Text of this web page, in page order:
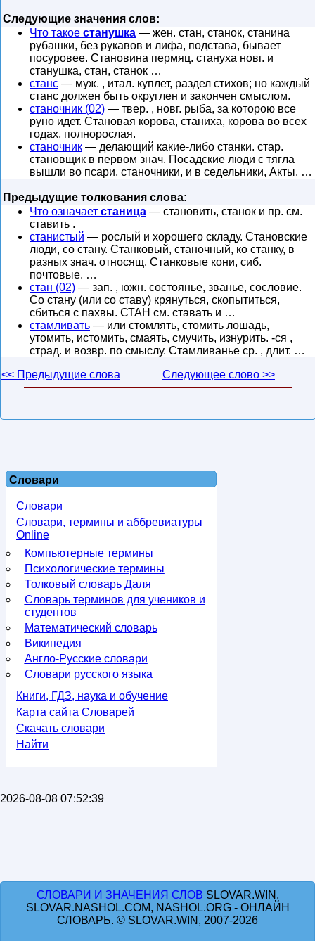
Следующие значения слов:
Что такое станушка — жен. стан, станок, станина
рубашки, без рукавов и лифа, подстава, бывает
посуровее. Становина пермяц. стануха новг. и
станушка, стан, станок …
станс — муж. , итал. куплет, раздел стихов; но каждый
станс должен быть округлен и закончен смыслом.
станочник (02) — твер. , новг. рыба, за которою все
руно идет. Становая корова, станиха, корова во всех
годах, полнорослая.
станочник — делающий какие-либо станки. стар.
становщик в первом знач. Посадские люди с тягла
вышли во псари, станочники, и в седельники, Акты. …
Предыдущие толкования слова:
Что означает станица — становить, станок и пр. см.
ставить .
станистый — рослый и хорошего складу. Становские
люди, со стану. Станковый, станочный, ко станку, в
разных знач. относящ. Станковые кони, сиб.
почтовые. …
стан (02) — зап. , южн. состоянье, званье, сословие.
Со стану (или со ставу) крянуться, скопытиться,
сбиться с пахвы. СТАН см. ставать и …
стамливать — или стомлять, стомить лошадь,
утомить, истомить, смаять, смучить, изнурить. -ся ,
страд. и возвр. по смыслу. Стамливанье ср. , длит. …
<< Предыдущие слова
Следующее слово >>
Словари
Словари
Словари, термины и аббревиатуры
Online
Компьютерные термины
Психологические термины
Толковый словарь Даля
Словарь терминов для учеников и
студентов
Математический словарь
Википедия
Англо-Русские словари
Словари русского языка
Книги, ГДЗ, наука и обучение
Карта сайта Словарей
Скачать словари
Найти
2026-08-08 07:52:39
СЛОВАРИ И ЗНАЧЕНИЯ СЛОВ SLOVAR.WIN,
SLOVAR.NASHOL.COM, NASHOL.ORG - ОНЛАЙН
СЛОВАРЬ. © SLOVAR.WIN, 2007-2026